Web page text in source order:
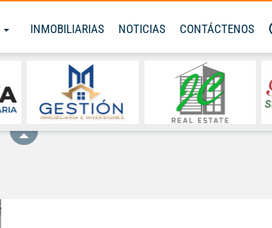
INMOBILIARIAS NOTICIAS CONTÁCTENOS